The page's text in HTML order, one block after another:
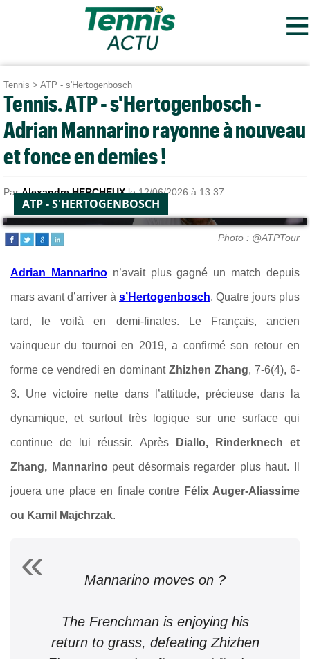
≡
Tennis > ATP - s'Hertogenbosch
Tennis. ATP - s'Hertogenbosch -
Adrian Mannarino rayonne à nouveau
et fonce en demies !
ParAlexandre HERCHEUXle 12/06/2026 à 13:37
ATP - S'HERTOGENBOSCH
Photo : @ATPTour
Adrian Mannarinon’avait plus gagné un match depuis
mars avant d’arriver à s’Hertogenbosch. Quatre jours plus
tard, le voilà en demi-finales. Le Français, ancien
vainqueur du tournoi en 2019, a confirmé son retour en
forme ce vendredi en dominant Zhizhen Zhang, 7-6(4), 6-
3. Une victoire nette dans l’attitude, précieuse dans la
dynamique, et surtout très logique sur une surface qui
continue de lui réussir. Après Diallo, Rinderknech et
Zhang, Mannarino peut désormais regarder plus haut. Il
jouera une place en finale contre Félix Auger-Aliassime
ou Kamil Majchrzak.
Mannarino moves on ?
The Frenchman is enjoying his
return to grass, defeating Zhizhen